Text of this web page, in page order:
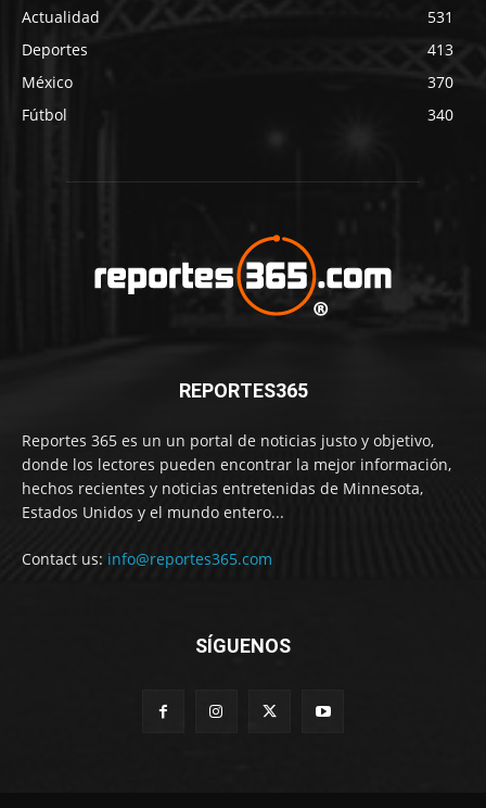
Actualidad
531
Deportes
413
México
370
Fútbol
340
REPORTES365
Reportes 365 es un un portal de noticias justo y objetivo,
donde los lectores pueden encontrar la mejor información,
hechos recientes y noticias entretenidas de Minnesota,
Estados Unidos y el mundo entero...
Contact us: info@reportes365.com
SÍGUENOS